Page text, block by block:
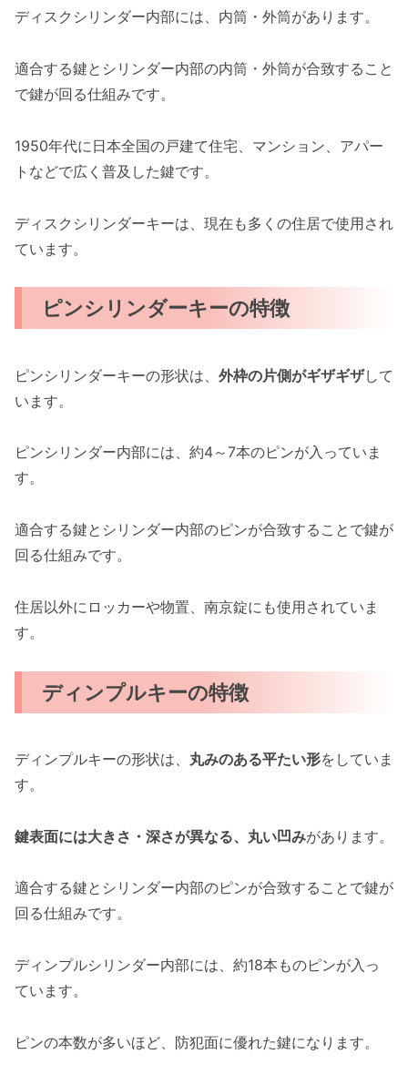
ディスクシリンダー内部には、内筒・外筒があります。
適合する鍵とシリンダー内部の内筒・外筒が合致すること
で鍵が回る仕組みです。
1950年代に日本全国の戸建て住宅、マンション、アパー
トなどで広く普及した鍵です。
ディスクシリンダーキーは、現在も多くの住居で使用され
ています。
ピンシリンダーキーの特徴
ピンシリンダーキーの形状は、 外枠の片側がギザギザして
います。
ピンシリンダー内部には、約4～7本のピンが入っていま
す。
適合する鍵とシリンダー内部のピンが合致することで鍵が
回る仕組みです。
住居以外にロッカーや物置、南京錠にも使用されていま
す。
ディンプルキーの特徴
ディンプルキーの形状は、 丸みのある平たい形をしていま
す。
鍵表面には大きさ・深さが異なる、丸い凹みがあります。
適合する鍵とシリンダー内部のピンが合致することで鍵が
回る仕組みです。
ディンプルシリンダー内部には、約18本ものピンが入っ
ています。
ピンの本数が多いほど、防犯面に優れた鍵になります。